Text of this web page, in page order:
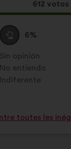
Esta
recibido:
612 votos
Neutro
:
6%
Esta
propuesta
se
ha
calificado
Sin opinión
:veces
No entiendo
:veces
Indiferente
veces
toutes les